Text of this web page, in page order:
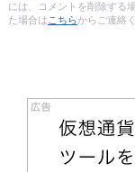
には、コメントを削除する
た場合はこちらからご連絡